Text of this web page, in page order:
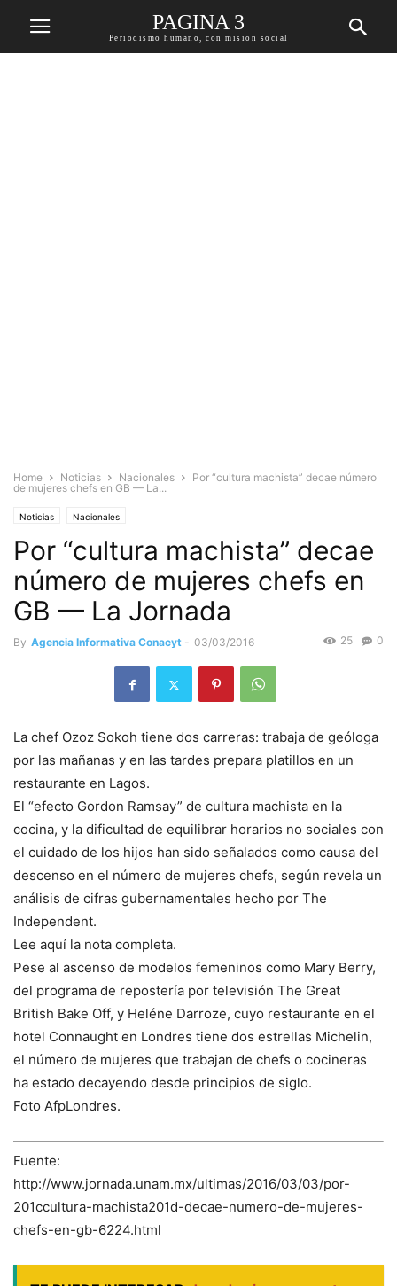
PAGINA 3
Periodismo humano, con mision social
Home Noticias Nacionales
Por “cultura machista” decae número
de mujeres chefs en GB — La...
Noticias Nacionales
Por “cultura machista” decae
número de mujeres chefs en
GB — La Jornada
By Agencia Informativa Conacyt - 03/03/2016 0
25
La chef Ozoz Sokoh tiene dos carreras: trabaja de geóloga
por las mañanas y en las tardes prepara platillos en un
restaurante en Lagos.
El “efecto Gordon Ramsay” de cultura machista en la
cocina, y la dificultad de equilibrar horarios no sociales con
el cuidado de los hijos han sido señalados como causa del
descenso en el número de mujeres chefs, según revela un
análisis de cifras gubernamentales hecho por The
Independent.
Lee aquí la nota completa.
Pese al ascenso de modelos femeninos como Mary Berry,
del programa de repostería por televisión The Great
British Bake Off, y Heléne Darroze, cuyo restaurante en el
hotel Connaught en Londres tiene dos estrellas Michelin,
el número de mujeres que trabajan de chefs o cocineras
ha estado decayendo desde principios de siglo.
Foto AfpLondres.
Fuente:
http://www.jornada.unam.mx/ultimas/2016/03/03/por-
201ccultura-machista201d-decae-numero-de-mujeres-
chefs-en-gb-6224.html